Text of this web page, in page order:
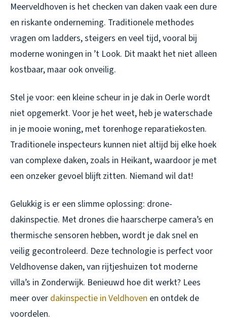
Meerveldhoven is het checken van daken vaak een dure
en riskante onderneming. Traditionele methodes
vragen om ladders, steigers en veel tijd, vooral bij
moderne woningen in ’t Look. Dit maakt het niet alleen
kostbaar, maar ook onveilig.
Stel je voor: een kleine scheur in je dak in Oerle wordt
niet opgemerkt. Voor je het weet, heb je waterschade
in je mooie woning, met torenhoge reparatiekosten.
Traditionele inspecteurs kunnen niet altijd bij elke hoek
van complexe daken, zoals in Heikant, waardoor je met
een onzeker gevoel blijft zitten. Niemand wil dat!
Gelukkig is er een slimme oplossing: drone-
dakinspectie. Met drones die haarscherpe camera’s en
thermische sensoren hebben, wordt je dak snel en
veilig gecontroleerd. Deze technologie is perfect voor
Veldhovense daken, van rijtjeshuizen tot moderne
villa’s in Zonderwijk. Benieuwd hoe dit werkt? Lees
meer over dakinspectie in Veldhoven en ontdek de
voordelen.